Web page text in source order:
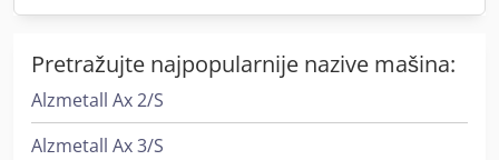
Pretražujte najpopularnije nazive mašina:
Alzmetall Ax 2/S
Alzmetall Ax 3/S